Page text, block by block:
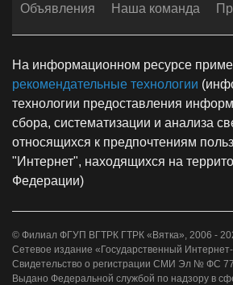
Объявления
Наша команда
На информационном ресурсе
рекомендательные технологии
технологии предоставления
сбора, систематизации и анализа
относящихся к предпочтениям
"Интернет", находящихся на
Федерации)
© Филиал ФГУП ВГТРК ГТРК «Вятка», 2006 -
Сетевое издание «Государственный
Свидетельство о регистрации СМИ Эл № ФС
Выдано Федеральной службой по надзору в